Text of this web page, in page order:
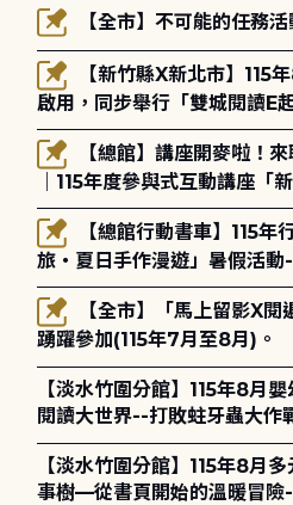
【全市】不可能的任務活
啟用，同步舉行「雙城閱讀E
躍參加(115年8月3日至10月4
｜115年度參與式互動講座「
場！
旅・夏日手作漫遊」暑假活
報名
踴躍參加(115年7月至8月)。
【淡水竹圍分館】115年8月
閱讀大世界--打敗蛀牙蟲大作
護全攻略》
【淡水竹圍分館】115年8月
事樹—從書頁開始的溫暖冒險